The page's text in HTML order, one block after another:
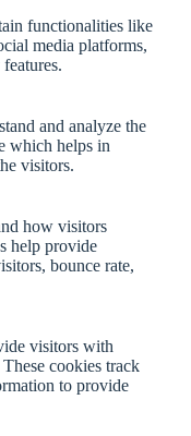
functionalities like
media platforms,
and analyze the
which helps in
visitors.
how visitors
help provide
bounce rate,
visitors with
cookies track
to provide